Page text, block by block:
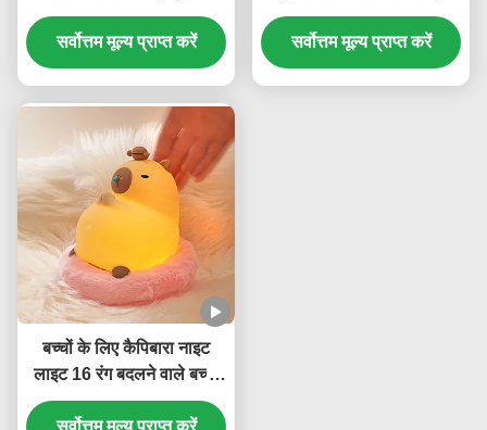
की रोशनी टाइमर नियंत्रण लैंप
बच्चों के लिए बेडरूम लिविंग रूम
सजावट
सर्वोत्तम मूल्य प्राप्त करें
बैटरी बेबी फीडिंग नर्सरी नाइट
लाइट फॉर किड्स रूम
सर्वोत्तम मूल्य प्राप्त करें
बच्चों के लिए कैपिबारा नाइट
लाइट 16 रंग बदलने वाले बच्चों
के लिए नाइट लाइट बच्चों के
कमरे के लिए पोर्टेबल बैटरी बेबी
सर्वोत्तम मूल्य प्राप्त करें